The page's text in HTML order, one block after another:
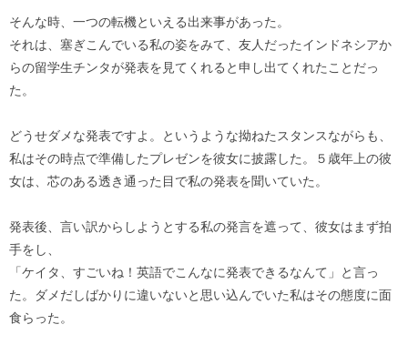
そんな時、一つの転機といえる出来事があった。
それは、塞ぎこんでいる私の姿をみて、友人だったインドネシアか
らの留学生チンタが発表を見てくれると申し出てくれたことだっ
た。
どうせダメな発表ですよ。というような拗ねたスタンスながらも、
私はその時点で準備したプレゼンを彼女に披露した。５歳年上の彼
女は、芯のある透き通った目で私の発表を聞いていた。
発表後、言い訳からしようとする私の発言を遮って、彼女はまず拍
手をし、
「ケイタ、すごいね！英語でこんなに発表できるなんて」と言っ
た。ダメだしばかりに違いないと思い込んでいた私はその態度に面
食らった。